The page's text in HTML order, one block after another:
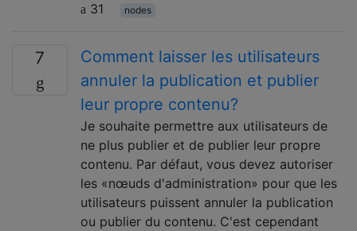
31 nodes
7
Comment laisser les utilisateurs
annuler la publication et publier
leur propre contenu?
Je souhaite permettre aux utilisateurs de
ne plus publier et de publier leur propre
contenu. Par défaut, vous devez autoriser
les «nœuds d'administration» pour que les
utilisateurs puissent annuler la publication
ou publier du contenu. C'est cependant